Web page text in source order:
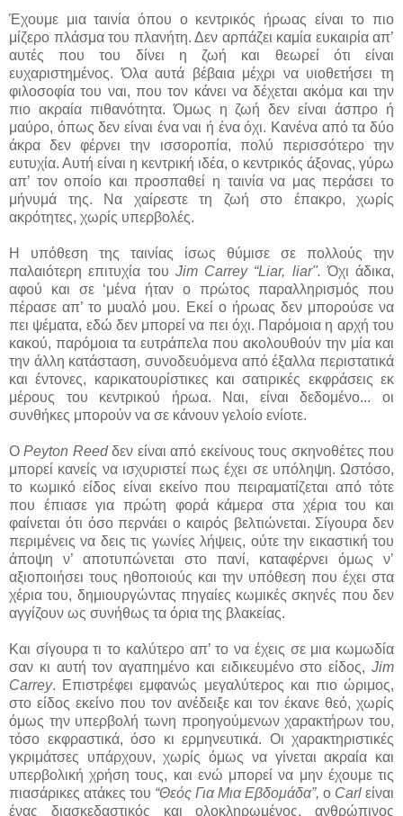
Έχουμε μια ταινία όπου ο κεντρικός ήρωας είναι το πιο
μίζερο πλάσμα του πλανήτη. Δεν αρπάζει καμία ευκαιρία απ’
αυτές που του δίνει η ζωή και θεωρεί ότι είναι
ευχαριστημένος. Όλα αυτά βέβαια μέχρι να υιοθετήσει τη
φιλοσοφία του ναι, που τον κάνει να δέχεται ακόμα και την
πιο ακραία πιθανότητα. Όμως η ζωή δεν είναι άσπρο ή
μαύρο, όπως δεν είναι ένα ναι ή ένα όχι. Κανένα από τα δύο
άκρα δεν φέρνει την ισσοροπία, πολύ περισσότερο την
ευτυχία. Αυτή είναι η κεντρική ιδέα, ο κεντρικός άξονας, γύρω
απ’ τον οποίο και προσπαθεί η ταινία να μας περάσει το
μήνυμά της. Να χαίρεστε τη ζωή στο έπακρο, χωρίς
ακρότητες, χωρίς υπερβολές.
Η υπόθεση της ταινίας ίσως θύμισε σε πολλούς την
παλαιότερη επιτυχία του Jim Carrey “Liar, liar". Όχι άδικα,
αφού και σε ‘μένα ήταν ο πρώτος παραλληρισμός που
πέρασε απ’ το μυαλό μου. Εκεί ο ήρωας δεν μπορούσε να
πει ψέματα, εδώ δεν μπορεί να πει όχι. Παρόμοια η αρχή του
κακού, παρόμοια τα ευτράπελα που ακολουθούν την μία και
την άλλη κατάσταση, συνοδευόμενα από έξαλλα περιστατικά
και έντονες, καρικατουρίστικες και σατιρικές εκφράσεις εκ
μέρους του κεντρικού ήρωα. Ναι, είναι δεδομένο... οι
συνθήκες μπορούν να σε κάνουν γελοίο ενίοτε.
ΟPeyton Reedδεν είναι από εκείνους τους σκηνοθέτες που
μπορεί κανείς να ισχυριστεί πως έχει σε υπόληψη. Ωστόσο,
το κωμικό είδος είναι εκείνο που πειραματίζεται από τότε
που έπιασε για πρώτη φορά κάμερα στα χέρια του και
φαίνεται ότι όσο περνάει ο καιρός βελτιώνεται. Σίγουρα δεν
περιμένεις να δεις τις γωνίες λήψεις, ούτε την εικαστική του
άποψη ν’ αποτυπώνεται στο πανί, καταφέρνει όμως ν’
αξιοποιήσει τους ηθοποιούς και την υπόθεση που έχει στα
χέρια του, δημιουργώντας πηγαίες κωμικές σκηνές που δεν
αγγίζουν ως συνήθως τα όρια της βλακείας.
Και σίγουρα τι το καλύτερο απ’ το να έχεις σε μια κωμωδία
σαν κι αυτή τον αγαπημένο και ειδικευμένο στο είδος, Jim
Carrey. Επιστρέφει εμφανώς μεγαλύτερος και πιο ώριμος,
στο είδος εκείνο που τον ανέδειξε και τον έκανε θεό, χωρίς
όμως την υπερβολή τωνη προηγούμενων χαρακτήρων του,
τόσο εκφραστικά, όσο κι ερμηνευτικά. Οι χαρακτηριστικές
γκριμάτσες υπάρχουν, χωρίς όμως να γίνεται ακραία και
υπερβολική χρήση τους, και ενώ μπορεί να μην έχουμε τις
πιασάρικες ατάκες του “Θεός Για Μια Εβδομάδα”, ο Carl είναι
ένας διασκεδαστικός και ολοκληρωμένος, ανθρώπινος